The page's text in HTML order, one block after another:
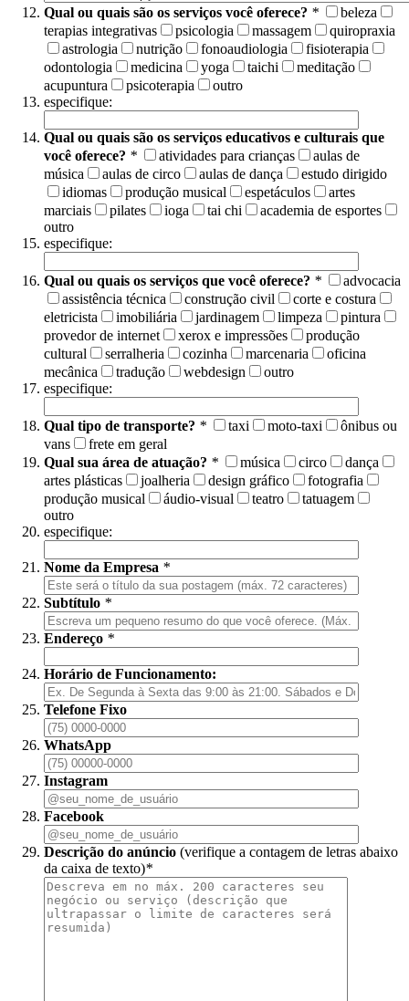
Qual ou quais são os serviços você oferece? *
beleza
terapias integrativas
psicologia massagem
quiropraxia
astrologia
nutrição fonoaudiologia
fisioterapia
odontologia
medicina yoga taichi
meditação
acupuntura
psicoterapia
outro
especifique:
Qual ou quais são os serviços educativos e culturais que
você oferece? * atividades para crianças
aulas de
música
aulas de circo aulas de dança
estudo dirigido
idiomas
produção musical espetáculos
artes
marciais
pilates ioga tai chi
academia de esportes
outro
especifique:
Qual ou quais os serviços que você oferece? *
advocacia
assistência técnica
construção civil
corte e costura
eletricista
imobiliária jardinagem limpeza
pintura
provedor de internet
xerox e impressões
produção
cultural
serralheria cozinha marcenaria
oficina
mecânica
tradução webdesign
outro
especifique:
Qual tipo de transporte? * taxi moto-taxi
ônibus ou
vans
frete em geral
Qual sua área de atuação? * música circo
dança
artes plásticas
joalheria design gráfico
fotografia
produção musical
áudio-visual teatro
tatuagem
outro
especifique:
Nome da Empresa *
Subtítulo *
Endereço *
Horário de Funcionamento:
Telefone Fixo
WhatsApp
Instagram
Facebook
Descrição do anúncio (verifique a contagem de letras abaixo
da caixa de texto)*